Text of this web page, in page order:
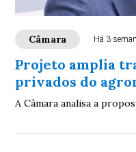
Câmara Há 3
Projeto amplia
privados do
A Câmara analisa a